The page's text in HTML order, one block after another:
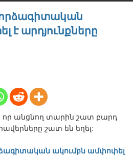
է արդյունքները
որ անցնող տարին շատ բարդ
շատ են եղել:
ակումբն ամփոփել